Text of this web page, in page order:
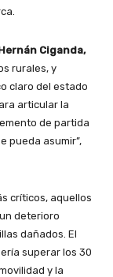
Ciganda,
rurales, y
claro del estado
articular la
de partida
pueda asumir”,
críticos, aquellos
deterioro
dañados. El
superar los 30
y la